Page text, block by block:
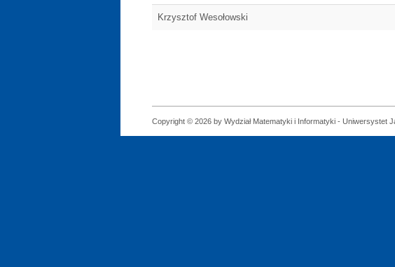
Krzysztof Wesołowski
Copyright © 2026 by Wydział Matematyki i Informatyki - Uniwersystet